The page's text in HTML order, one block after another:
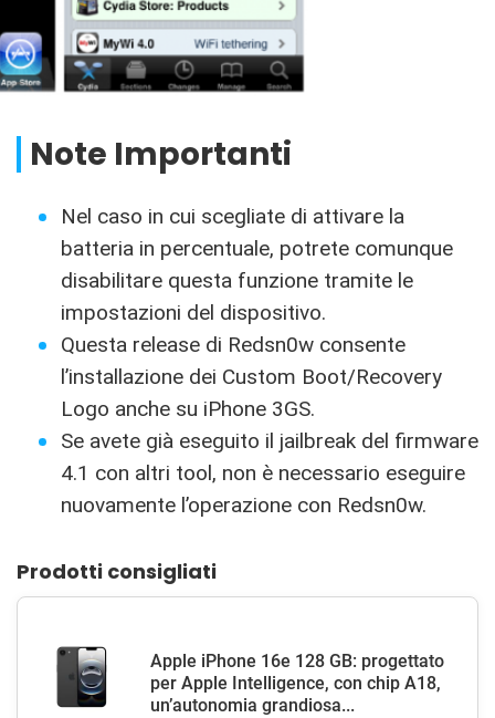
Note Importanti
Nel caso in cui scegliate di attivare la
batteria in percentuale, potrete comunque
disabilitare questa funzione tramite le
impostazioni del dispositivo.
Questa release di Redsn0w consente
l’installazione dei Custom Boot/Recovery
Logo anche su iPhone 3GS.
Se avete già eseguito il jailbreak del firmware
4.1 con altri tool, non è necessario eseguire
nuovamente l’operazione con Redsn0w.
Prodotti consigliati
Apple iPhone 16e 128 GB: progettato
per Apple Intelligence, con chip A18,
un’autonomia grandiosa...